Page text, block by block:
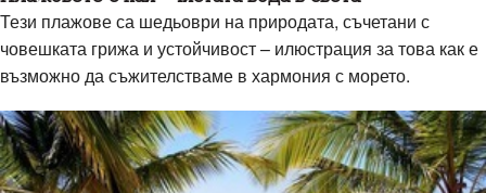
Тези плажове са шедьоври на природата, съчетани с
човешката грижа и устойчивост – илюстрация за това как е
възможно да съжителстваме в хармония с морето.